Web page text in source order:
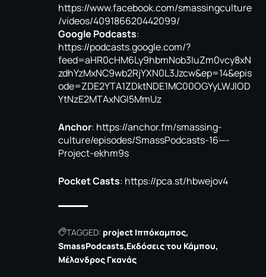
https://www.facebook.com/smassingculture
/videos/409186620442099/
Google Podcasts:
https://podcasts.google.com/?
feed=aHR0cHM6Ly9hbmNob3IuZm0vcy8xN
zdhYzMxNC9wb2RjYXN0L3Jzcw&ep=14&epis
ode=ZDE2YTA1ZDktNDE1MC00OGYyLWJlOD
YtNzE2MTAxNGI5MmUz
Anchor: https://anchor.fm/smassing-
culture/episodes/SmassPodcasts-16—-
Project-ekhm9s
Pocket Casts: https://pca.st/hbwejov4
TAGGED: project Ιππόκαμπος
SmassPodcasts Εκδόσεις του Κάμπου
Μέλανδρος Γκανάς